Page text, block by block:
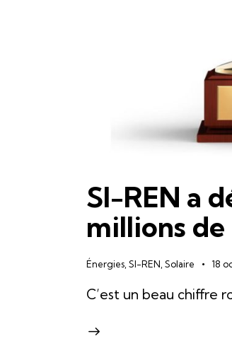
SI-REN a
millions
Énergies SI-REN Solaire 18
C’est un beau chiffre